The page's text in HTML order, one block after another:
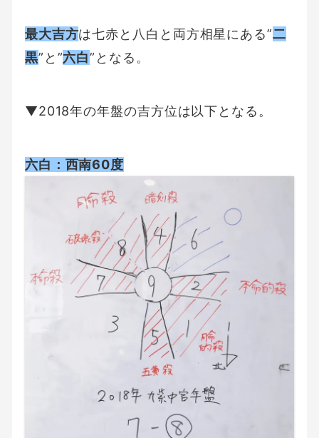
最大吉方は七赤と八白と両方相星にある”二
黒”と”六白”となる。
▼2018年の年盤の吉方位は以下となる。
六白：西南60度